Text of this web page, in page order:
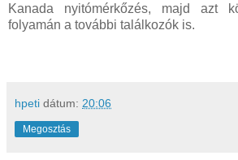
Kanada nyitómérkőzés, majd azt
folyamán a további találkozók is.
hpeti dátum: 20:06
Megosztás